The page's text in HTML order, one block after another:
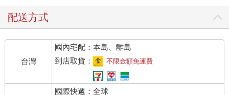
配送方式
台灣
國內宅配：本島、離島
到店取貨：
不限金額免運費
國際快遞：全球